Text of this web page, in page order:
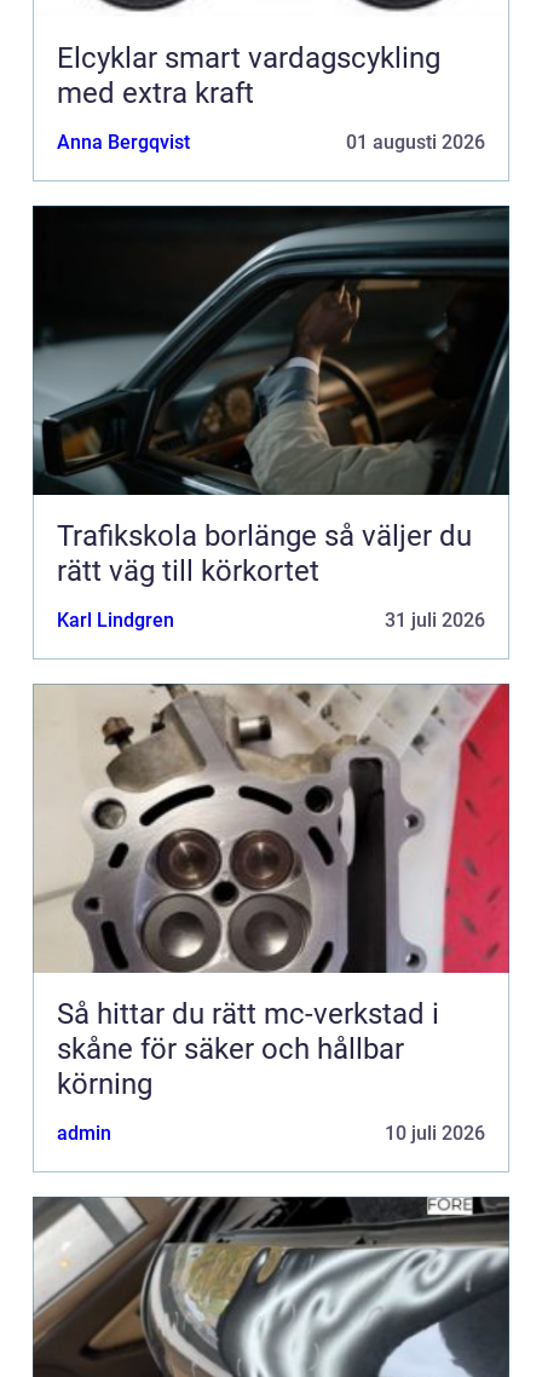
Elcyklar smart vardagscykling
med extra kraft
Anna Bergqvist 01 augusti 2026
Trafikskola borlänge så väljer du
rätt väg till körkortet
Karl Lindgren 31 juli 2026
Så hittar du rätt mc-verkstad i
skåne för säker och hållbar
körning
admin 10 juli 2026